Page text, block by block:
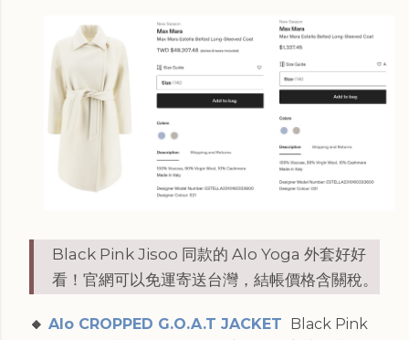
Black Pink Jisoo 同款的 Alo Yoga 外套好好
看！官網可以免運寄送台灣，結帳價格含關稅。
🔸 Alo CROPPED G.O.A.T JACKET
Black Pink